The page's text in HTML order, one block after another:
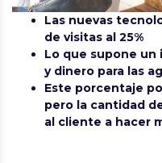
Las nuevas
de visitas al 25%
Lo que supone
y dinero para las
Este porcentaje
pero la cantidad
al cliente a hacer